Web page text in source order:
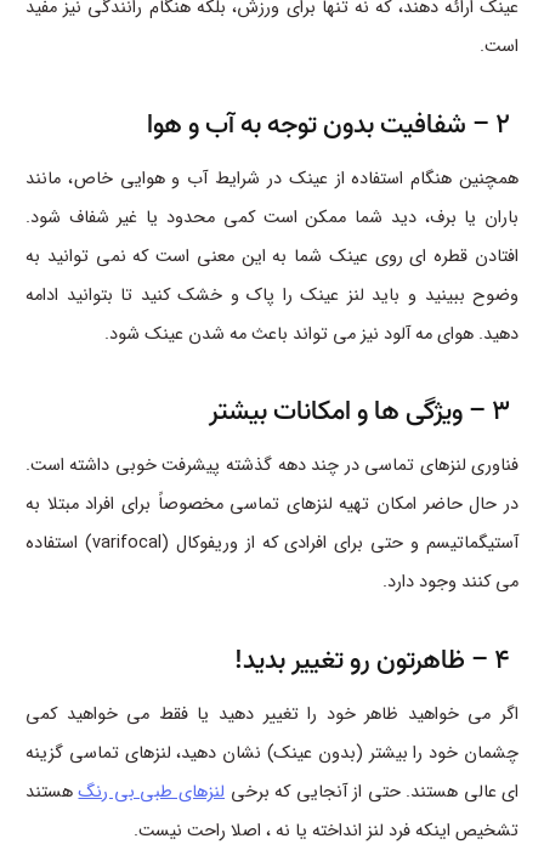
عینک ارائه دهند، که نه تنها برای ورزش، بلکه هنگام رانندگی نیز مفید
است.
2 – شفافیت بدون توجه به آب و هوا
همچنین هنگام استفاده از عینک در شرایط آب و هوایی خاص، مانند
باران یا برف، دید شما ممکن است کمی محدود یا غیر شفاف شود.
افتادن قطره ای روی عینک شما به این معنی است که نمی توانید به
وضوح ببینید و باید لنز عینک را پاک و خشک کنید تا بتوانید ادامه
دهید. هوای مه آلود نیز می تواند باعث مه شدن عینک شود.
3 – ویژگی ها و امکانات بیشتر
فناوری لنزهای تماسی در چند دهه گذشته پیشرفت خوبی داشته است.
در حال حاضر امکان تهیه لنزهای تماسی مخصوصاً برای افراد مبتلا به
آستیگماتیسم و ​​حتی برای افرادی که از وریفوکال (varifocal) استفاده
می کنند وجود دارد.
4 – ظاهرتون رو تغییر بدید!
اگر می خواهید ظاهر خود را تغییر دهید یا فقط می خواهید کمی
چشمان خود را بیشتر (بدون عینک) نشان دهید، لنزهای تماسی گزینه
ای عالی هستند. حتی از آنجایی که برخی لنزهای طبی بی رنگهستند
تشخیص اینکه فرد لنز انداخته یا نه ، اصلا راحت نیست.